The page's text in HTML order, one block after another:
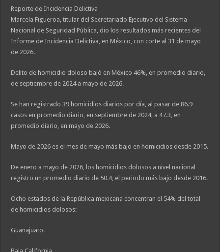
Reporte de Incidencia Delictiva
Marcela Figueroa, titular del Secretariado Ejecutivo del Sistema
Nacional de Seguridad Pública, dio los resultados más recientes del
Informe de Incidencia Delictiva, en México, con corte al 31 de mayo
de 2026.
Delito de homicidio doloso bajó en México 46%, en promedio diario,
de septiembre de 2024 a mayo de 2026.
Se han registrado 39 homicidios diarios por día, al pasar de 86.9
casos en promedio diario, en septiembre de 2024, a 47.3, en
promedio diario, en mayo de 2026.
Mayo de 2026 es el mes de mayo más bajo en homicidios desde 2015.
De enero a mayo de 2026, los homicidios dolosos a nivel nacional
registro un promedio diario de 50.4, el periodo más bajo desde 2016.
Ocho estados de la República mexicana concentran el 54% del total
de homicidios dolosos:
Guanajuato.